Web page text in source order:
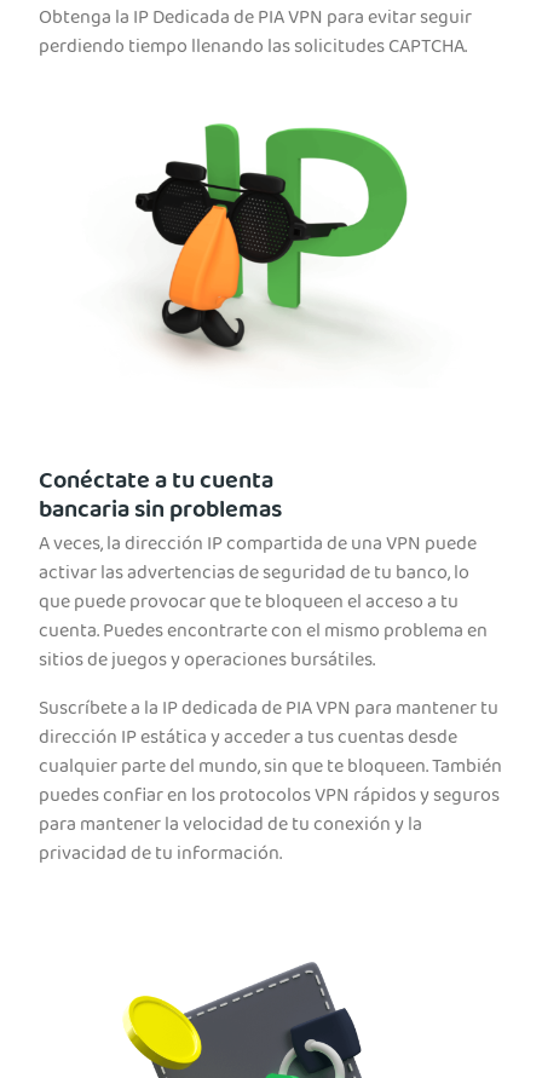
Obtenga la IP Dedicada de PIA VPN para evitar seguir
perdiendo tiempo llenando las solicitudes CAPTCHA.
Conéctate a tu cuenta
bancaria sin problemas
A veces, la dirección IP compartida de una VPN puede
activar las advertencias de seguridad de tu banco, lo
que puede provocar que te bloqueen el acceso a tu
cuenta. Puedes encontrarte con el mismo problema en
sitios de juegos y operaciones bursátiles.
Suscríbete a la IP dedicada de PIA VPN para mantener tu
dirección IP estática y acceder a tus cuentas desde
cualquier parte del mundo, sin que te bloqueen. También
puedes confiar en los protocolos VPN rápidos y seguros
para mantener la velocidad de tu conexión y la
privacidad de tu información.